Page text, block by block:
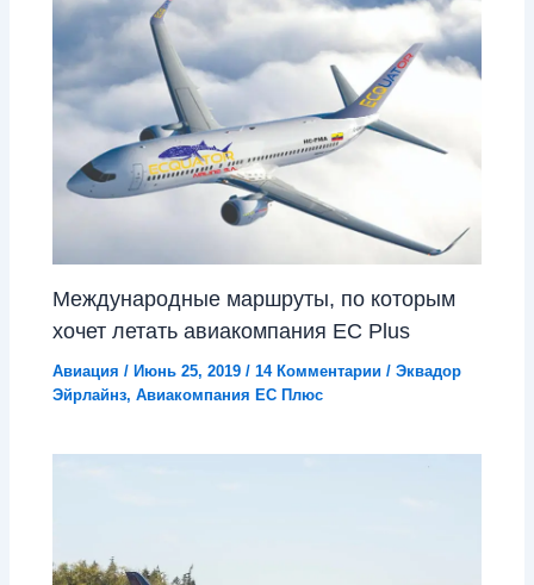
Международные маршруты, по которым
хочет летать авиакомпания EC Plus
Авиация / Июнь 25, 2019/14 Комментарии /Эквадор
Эйрлайнз,Авиакомпания ЕС Плюс